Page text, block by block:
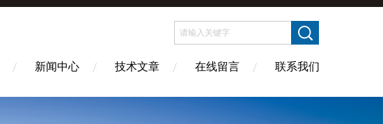
新闻中心 技术文章 在线留言 联系我们